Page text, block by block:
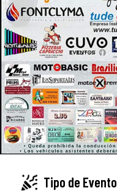
Tipo de Evento